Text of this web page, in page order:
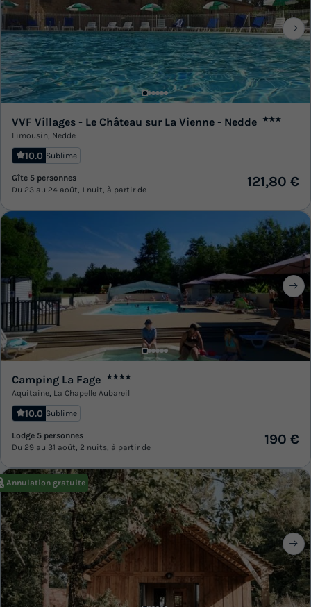
VVF Villages - Le Château sur La Vienne - Nedde ★★★
Limousin, Nedde
10.0 Sublime
Gîte 5 personnes
Du 23 au 24 août, 1 nuit, à partir de
121,80 €
Camping La Fage ★★★★
Aquitaine, La Chapelle Aubareil
10.0 Sublime
Lodge 5 personnes
Du 29 au 31 août, 2 nuits, à partir de
190 €
Annulation gratuite